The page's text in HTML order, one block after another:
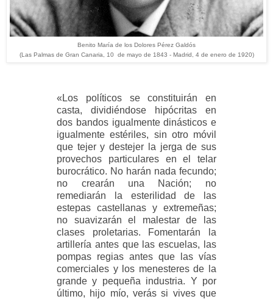
Benito María de los Dolores Pérez Galdós
(Las Palmas de Gran Canaria, 10 de mayo de 1843 - Madrid, 4 de enero de 1920)
« Los políticos se constituirán en
casta, dividiéndose hipócritas en
dos bandos igualmente dinásticos e
igualmente estériles, sin otro móvil
que tejer y destejer la jerga de sus
provechos particulares en el telar
burocrático. No harán nada fecundo;
no crearán una Nación; no
remediarán la esterilidad de las
estepas castellanas y extremeñas;
no suavizarán el malestar de las
clases proletarias. Fomentarán la
artillería antes que las escuelas, las
pompas regias antes que las vías
comerciales y los menesteres de la
grande y pequeña industria. Y por
último, hijo mío, verás si vives que